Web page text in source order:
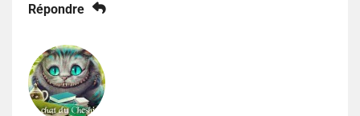
Répondre